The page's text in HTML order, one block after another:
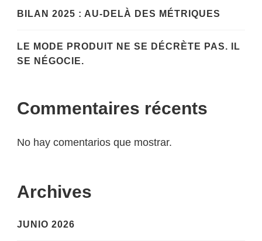
BILAN 2025 : AU-DELÀ DES MÉTRIQUES
LE MODE PRODUIT NE SE DÉCRÈTE PAS. IL
SE NÉGOCIE.
Commentaires récents
No hay comentarios que mostrar.
Archives
JUNIO 2026